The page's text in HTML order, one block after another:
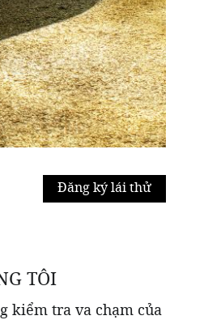
Đăng ký lái thử
TÔI
kiểm tra va chạm của